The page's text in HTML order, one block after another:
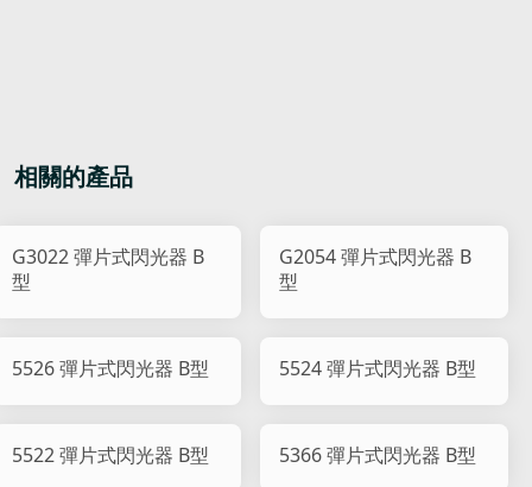
相關的產品
G3022 彈片式閃光器 B
型
G2054 彈片式閃光器 B
型
5526 彈片式閃光器 B型 5524 彈片式閃光器 B型
5522 彈片式閃光器 B型 5366 彈片式閃光器 B型